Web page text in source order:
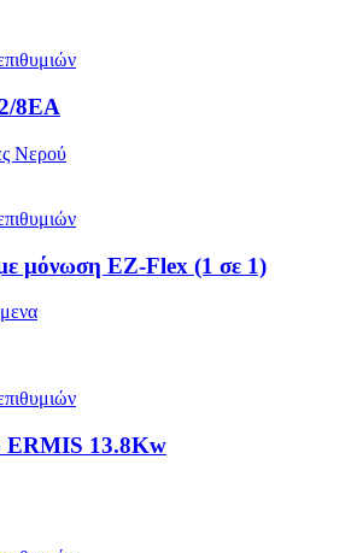
8EA
Νερού
μόνωση EZ-Flex (1 σε 1)
ERMIS 13.8Kw